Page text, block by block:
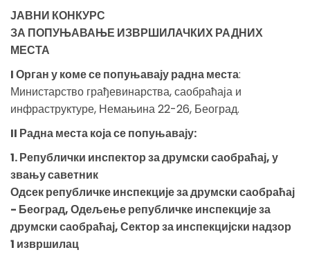
ЈАВНИ КОНКУРС
ЗА ПОПУЊАВАЊЕ ИЗВРШИЛАЧКИХ РАДНИХ
МЕСТА
I Орган у коме се попуњавају радна места:
Министарство грађевинарства, саобраћаја и
инфраструктуре, Немањина 22-26, Београд.
II Радна места која се попуњавају:
1. Републички инспектор за друмски саобраћај, у
звању саветник
Одсек републичке инспекције за друмски саобраћај
- Београд, Одељење републичке инспекције за
друмски саобраћај, Сектор за инспекцијски надзор
1 извршилац